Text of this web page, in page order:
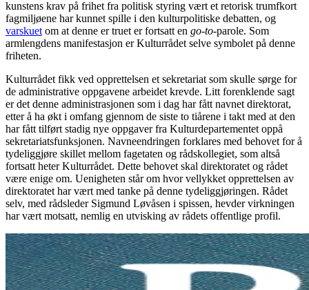
kunstens krav på frihet fra politisk styring vært et retorisk trumfkort
fagmiljøene har kunnet spille i den kulturpolitiske debatten, og
varskuet om at denne er truet er fortsatt en go-to-parole. Som
armlengdens manifestasjon er Kulturrådet selve symbolet på denne
friheten.
Kulturrådet fikk ved opprettelsen et sekretariat som skulle sørge for
de administrative oppgavene arbeidet krevde. Litt forenklende sagt
er det denne administrasjonen som i dag har fått navnet direktorat,
etter å ha økt i omfang gjennom de siste to tiårene i takt med at den
har fått tilført stadig nye oppgaver fra Kulturdepartementet oppå
sekretariatsfunksjonen. Navneendringen forklares med behovet for å
tydeliggjøre skillet mellom fagetaten og rådskollegiet, som altså
fortsatt heter Kulturrådet. Dette behovet skal direktoratet og rådet
være enige om. Uenigheten står om hvor vellykket opprettelsen av
direktoratet har vært med tanke på denne tydeliggjøringen. Rådet
selv, med rådsleder Sigmund Løvåsen i spissen, hevder virkningen
har vært motsatt, nemlig en utvisking av rådets offentlige profil.